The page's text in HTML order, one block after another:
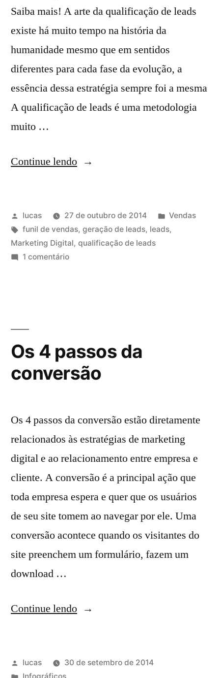
Saiba mais! A arte da qualificação de leads
existe há muito tempo na história da
humanidade mesmo que em sentidos
diferentes para cada fase da evolução, a
essência dessa estratégia sempre foi a mesma
A qualificação de leads é uma metodologia
muito …
Continue lendo
lucas 27 de outubro de 2014
Vendas
funil de vendas, geração de leads, leads,
Marketing Digital, qualificação de leads
1 comentário
Os 4 passos da
conversão
Os 4 passos da conversão estão diretamente
relacionados às estratégias de marketing
digital e ao relacionamento entre empresa e
cliente. A conversão é a principal ação que
toda empresa espera e quer que os usuários
de seu site tomem ao navegar por ele. Uma
conversão acontece quando os visitantes do
site preenchem um formulário, fazem um
download …
Continue lendo
lucas
30 de setembro de 2014